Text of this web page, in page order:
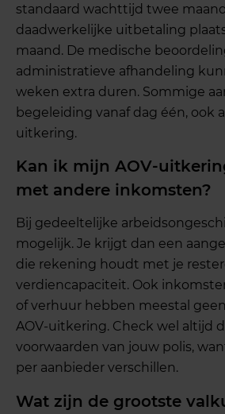
standaard wachttijd twee
daadwerkelijke uitbetaling
maand. De medische
administratieve afhandeling
weken extra duren. Sommige
begeleiding vanaf dag één, ook
uitkering.
Kan ik mijn AOV-
met andere inkomsten?
Bij gedeeltelijke
mogelijk. Je krijgt dan een
die rekening houdt met je
verdiencapaciteit. Ook
of verhuur hebben meestal
AOV-uitkering. Check wel altijd
voorwaarden van jouw polis,
per aanbieder verschillen.
Wat zijn de grootste